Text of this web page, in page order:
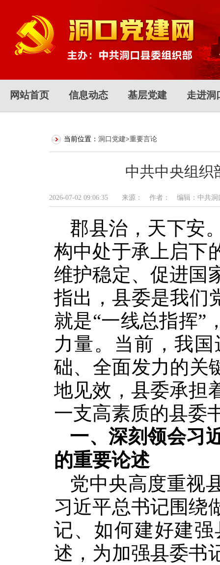
网站首页 信息动态 基层党建 走进洞
当前位置： 洞口党建>重要言论
中共中央组织
2026-07-02 09:06:35 来源： 作者： 编辑：中共
郡县治，天下安
构中处于承上启下
维护稳定、促进国
指出，县委是我们
就是“一线总指挥”
力量。当前，我
础、全面发力的关
地见效，县委承担
一支高素质的县委
一、深刻领会习
的重要论述
党中央高度重视
习近平总书记围绕
记、如何建好建
述，为加强县委书